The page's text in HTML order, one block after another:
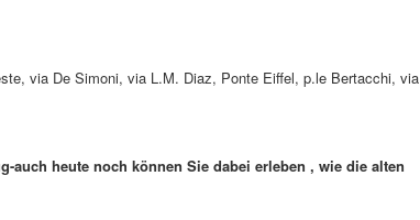
via De Simoni, via L.M. Diaz, Ponte Eiffel, p.le Bertacchi, via
auch heute noch können Sie dabei erleben , wie die alten